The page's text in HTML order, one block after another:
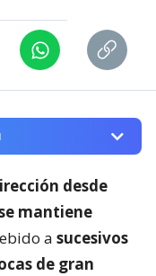
desde
mantiene
a sucesivos
de gran